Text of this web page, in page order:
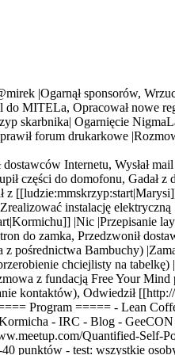
|Ogarnął sponsorów,
MITELa, Opracował nowe
skarbnika| Ogarnięcie
forum drukarkowe
dostawców Internetu, Wysłał
części do domofonu, Gadał z
z
instalację elektryczną
|Nic |Przepisanie
do zamka, Przedzwonił
z pośrednictwa Bambuchy)
chciejlisty na tabelkę)
z fundacją Free Your Mind
kontaktów), Odwiedził
Program ===== - Lean
- IRC - Blog -
Quantified-Self-
punktów - test: wszystkie